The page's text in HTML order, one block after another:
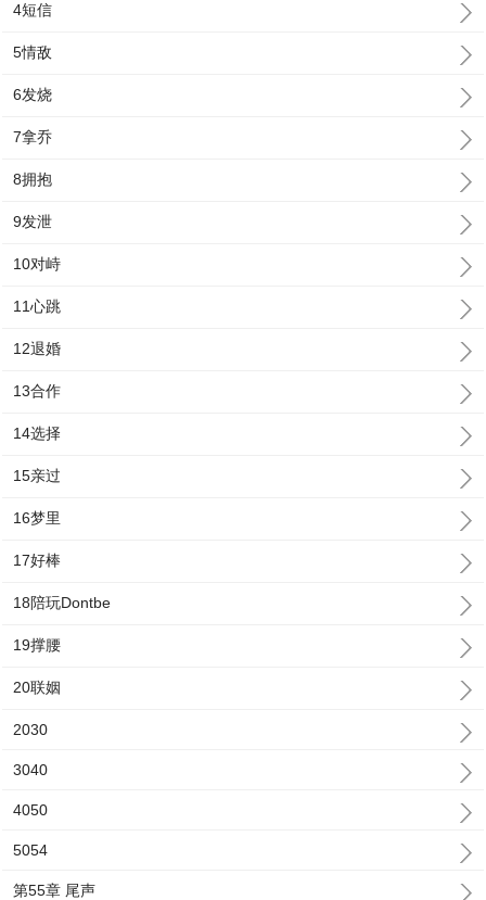
4短信
5情敌
6发烧
7拿乔
8拥抱
9发泄
10对峙
11心跳
12退婚
13合作
14选择
15亲过
16梦里
17好棒
18陪玩Dontbe
19撑腰
20联姻
2030
3040
4050
5054
第55章 尾声